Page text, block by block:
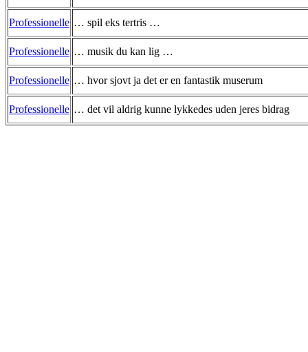
Professionelle … spil eks tertris …
Professionelle … musik du kan lig …
Professionelle … hvor sjovt ja det er en fantastik muserum
Professionelle … det vil aldrig kunne lykkedes uden jeres bidrag